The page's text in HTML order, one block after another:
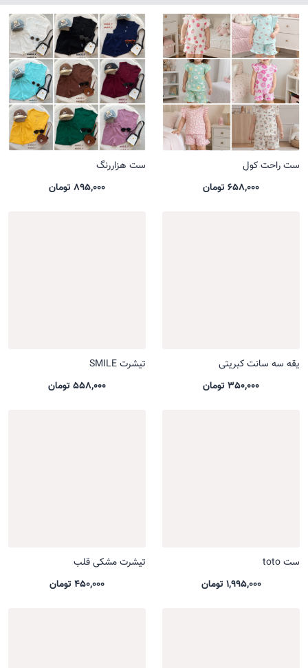
ست راحت کول
658,000 تومان
ست هزاررنگ
895,000 تومان
یقه سه سانت کبریتی
350,000 تومان
تیشرت SMILE
558,000 تومان
ست toto
1,995,000 تومان
تیشرت مشکی قلب
450,000 تومان